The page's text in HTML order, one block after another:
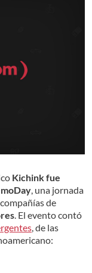
Kichink fue
, una jornada
de
. El evento contó
, de las